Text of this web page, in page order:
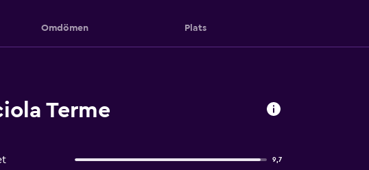
Omdömen Plats
Terme
9,7